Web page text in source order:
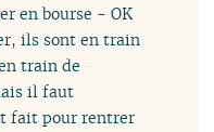
en bourse - OK
ils sont en train
train de
il faut
fait pour rentrer